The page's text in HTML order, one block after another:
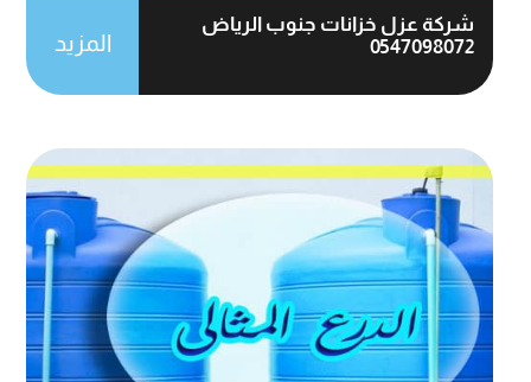
شركة عزل خزانات جنوب الرياض
0547098072
المزيد